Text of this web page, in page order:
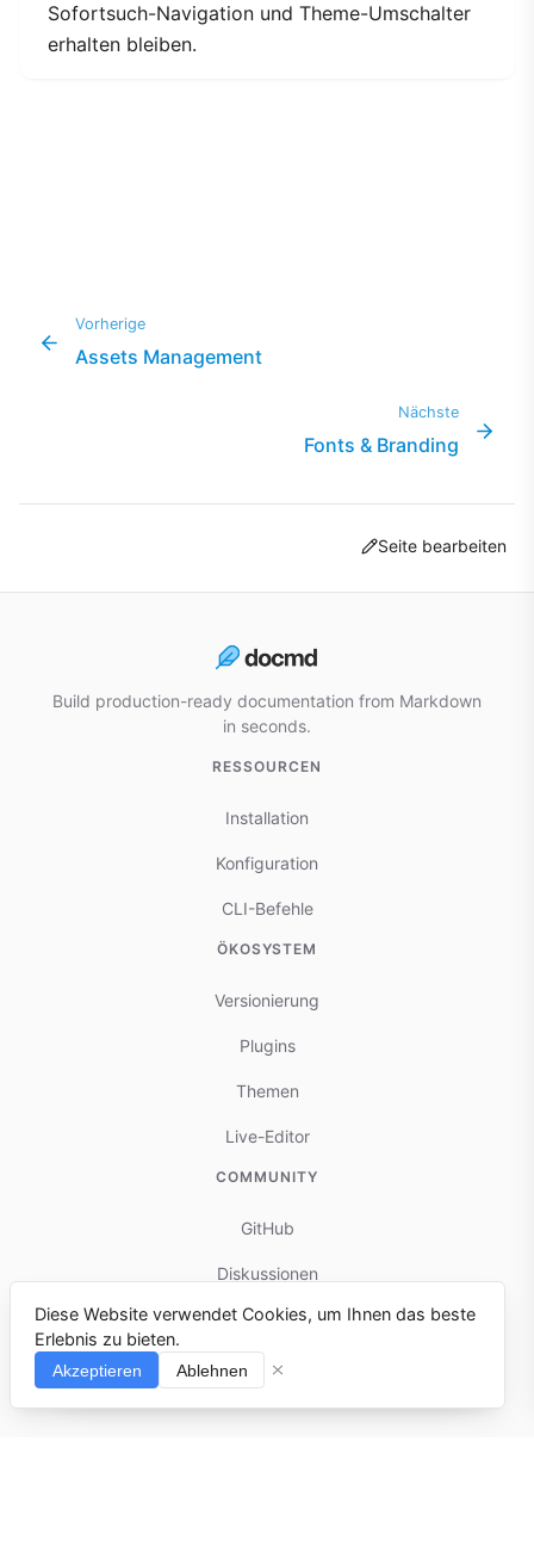
Sofortsuch-Navigation und Theme-Umschalter
erhalten bleiben.
Vorherige
Assets Management
Nächste
Fonts & Branding
Seite bearbeiten
Build production-ready documentation from Markdown
in seconds.
RESSOURCEN
Installation
Konfiguration
CLI-Befehle
ÖKOSYSTEM
Versionierung
Plugins
Themen
Live-Editor
COMMUNITY
GitHub
Diskussionen
Mitwirken
Fehler melden
Diese Website verwendet Cookies, um Ihnen das beste
Erlebnis zu bieten.
Akzeptieren Ablehnen